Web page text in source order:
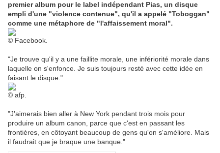
premier album pour le label indépendant Pias, un disque
empli d'une "violence contenue", qu'il a appelé "Toboggan"
comme une métaphore de "l'affaissement moral".
© Facebook.
"Je trouve qu'il y a une faillite morale, une infériorité morale dans
laquelle on s'enfonce. Je suis toujours resté avec cette idée en
faisant le disque."
© afp.
"J'aimerais bien aller à New York pendant trois mois pour
produire un album canon, parce que c'est en passant les
frontières, en côtoyant beaucoup de gens qu'on s'améliore. Mais
il faudrait que je braque une banque."